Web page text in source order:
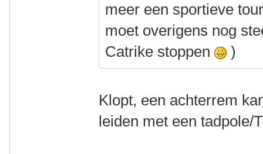
meer een sportieve
moet overigens nog
Catrike stoppen
)
Klopt, een achterrem
leiden met een tadpole/